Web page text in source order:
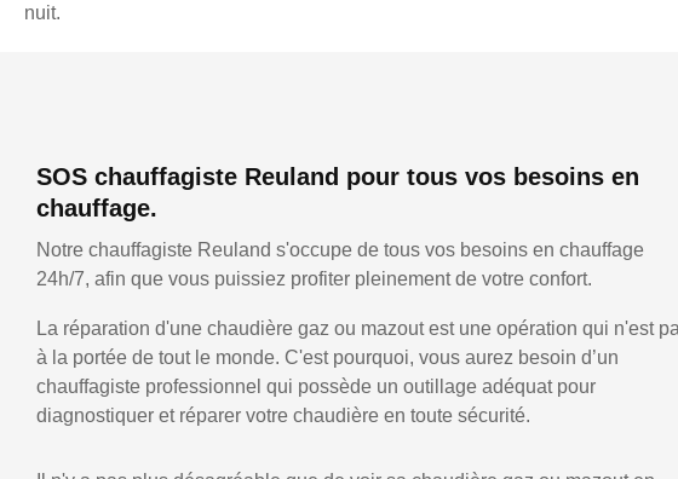
nuit.
SOS chauffagiste Reuland pour tous vos besoins en
chauffage.
Notre chauffagiste Reuland s'occupe de tous vos besoins en chauffage
24h/7, afin que vous puissiez profiter pleinement de votre confort.
La réparation d'une chaudière gaz ou mazout est une opération qui n'est
à la portée de tout le monde. C'est pourquoi, vous aurez besoin d’un
chauffagiste professionnel qui possède un outillage adéquat pour
diagnostiquer et réparer votre chaudière en toute sécurité.